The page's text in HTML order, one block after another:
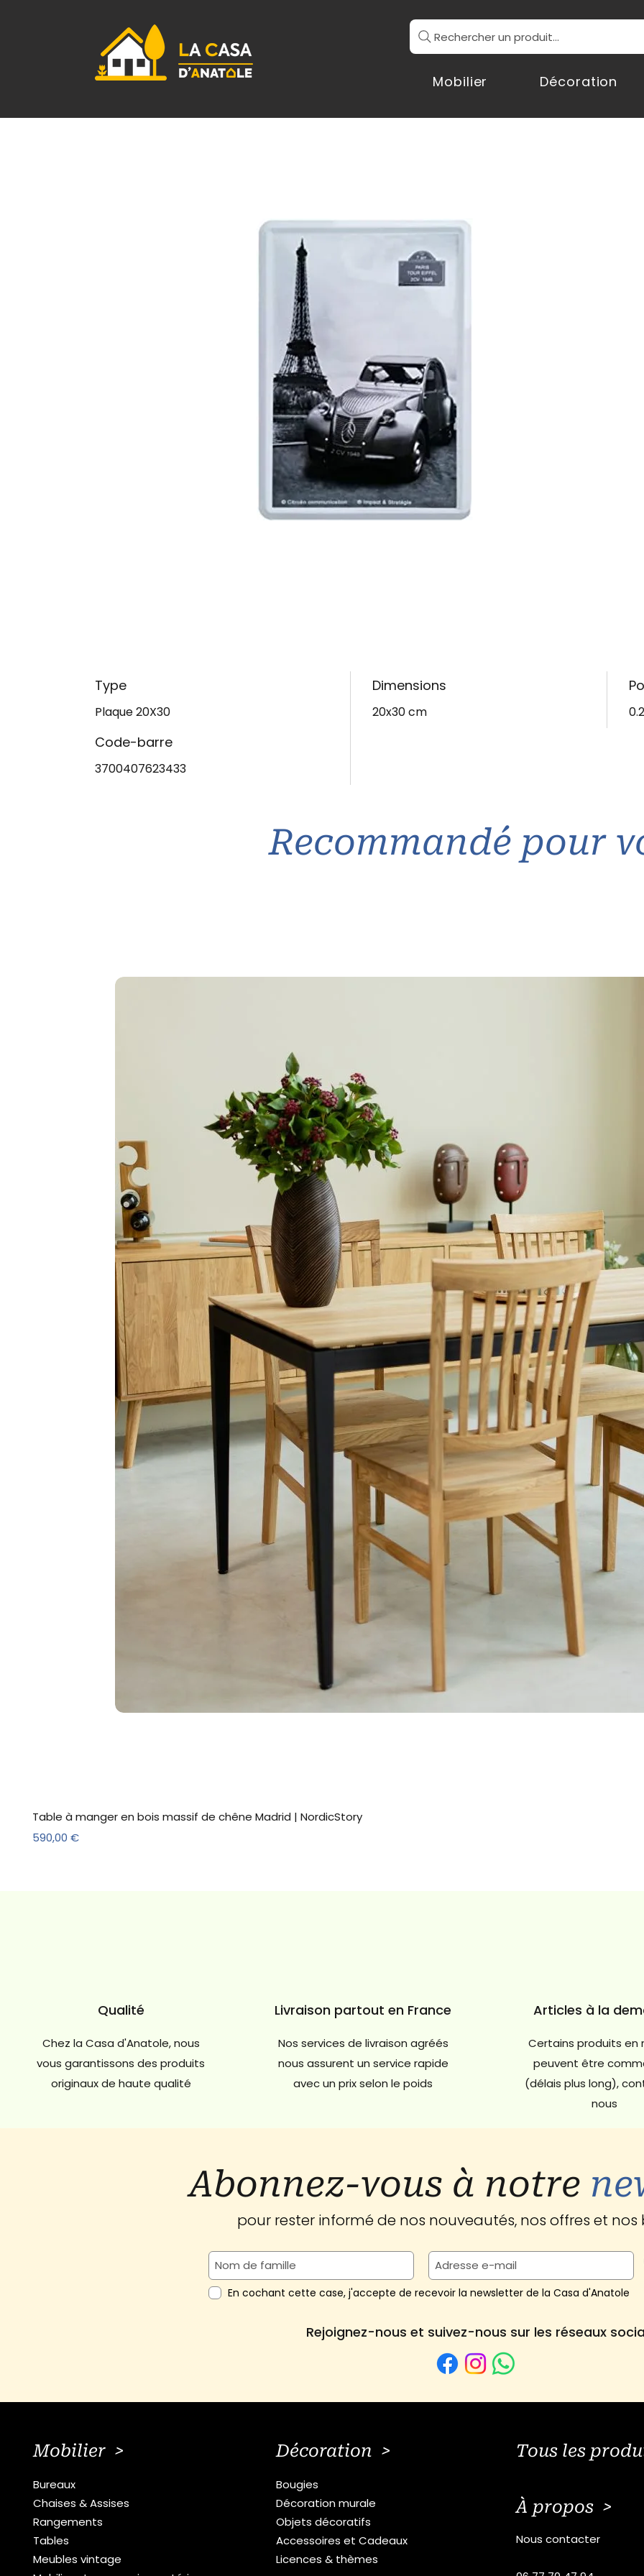
Rechercher un produit...
Mobilier Décoration
Type
Plaque 20X30
Dimensions
20x30 cm
Code-barre
3700407623433
Recommandé pour
Table à manger en bois massif de chêne Madrid | NordicStory
Prix
590,00 €
Qualité
Chez la Casa d'Anatole, nous
vous garantissons des produits
originaux de haute qualité
Livraison partout en France
Nos services de livraison agréés
nous assurent un service rapide
avec un prix selon le poids
Articles à la
Certains produits en
peuvent être
(délais plus long),
nous
Abonnez-vous à notre
pour rester informé de nos nouveautés, nos offres et nos
En cochant cette case, j'accepte de recevoir la newsletter de la Casa d'Anatole
Rejoignez-nous et suivez-nous sur les réseaux
Mobilier >
Bureaux
Chaises & Assises
Rangements
Tables
Meubles vintage
Décoration >
Bougies
Décoration murale
Objets décoratifs
Accessoires et Cadeaux
Licences & thèmes
Tous les
À propos >
Nous contacter